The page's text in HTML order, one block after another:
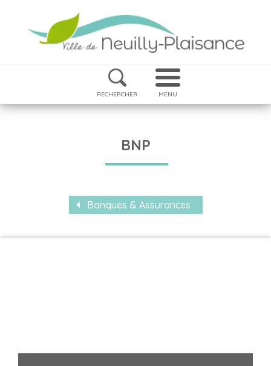
RECHERCHER MENU
BNP
Banques & Assurances